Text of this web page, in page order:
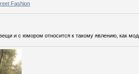
Fashion
и с юмором относится к такому явлению, как